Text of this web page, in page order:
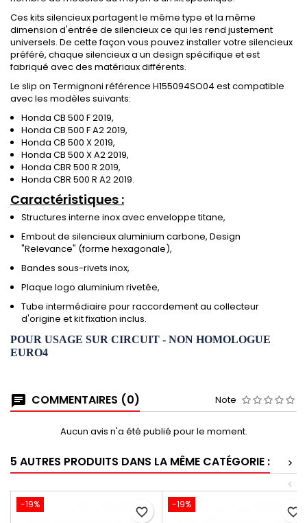
Ces kits silencieux partagent le même type et la même
dimension d'entrée de silencieux ce qui les rend justement
universels. De cette façon vous pouvez installer votre silencieux
préféré, chaque silencieux a un design spécifique et est
fabriqué avec des matériaux différents.
Le slip on Termignoni référence H155094SO04 est compatible
avec les modèles suivants:
Honda CB 500 F 2019,
Honda CB 500 F A2 2019,
Honda CB 500 X 2019,
Honda CB 500 X A2 2019,
Honda CBR 500 R 2019,
Honda CBR 500 R A2 2019.
Caractéristiques :
Structures interne inox avec enveloppe titane,
Embout de silencieux aluminium carbone, Design
"Relevance" (forme hexagonale),
Bandes sous-rivets inox,
Plaque logo aluminium rivetée,
Tube intermédiaire pour raccordement au collecteur
d'origine et kit fixation inclus.
POUR USAGE SUR CIRCUIT - NON HOMOLOGUE
EURO4
COMMENTAIRES (0) Note
Aucun avis n'a été publié pour le moment.
5 AUTRES PRODUITS DANS LA MÊME CATÉGORIE :
>
<
-19%
favorite_border
-19%
favorite_border